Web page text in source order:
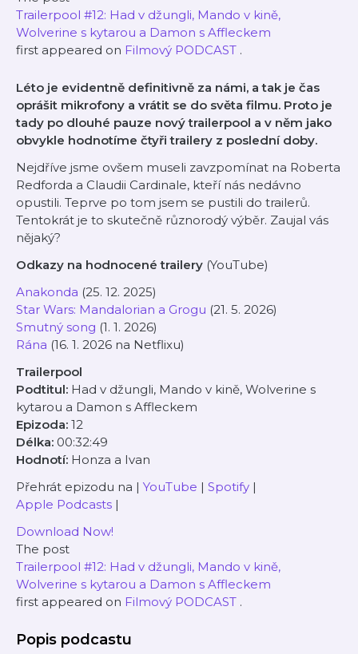
Trailerpool #12: Had v džungli, Mando v kině,
Wolverine s kytarou a Damon s Affleckem
first appeared on Filmový PODCAST .
Léto je evidentně definitivně za námi, a tak je čas
oprášit mikrofony a vrátit se do světa filmu. Proto je
tady po dlouhé pauze nový trailerpool a v něm jako
obvykle hodnotíme čtyři trailery z poslední doby.
Nejdříve jsme ovšem museli zavzpomínat na Roberta
Redforda a Claudii Cardinale, kteří nás nedávno
opustili. Teprve po tom jsem se pustili do trailerů.
Tentokrát je to skutečně různorodý výběr. Zaujal vás
nějaký?
Odkazy na hodnocené trailery (YouTube)
Anakonda (25. 12. 2025)
Star Wars: Mandalorian a Grogu (21. 5. 2026)
Smutný song (1. 1. 2026)
Rána (16. 1. 2026 na Netflixu)
Trailerpool
Podtitul: Had v džungli, Mando v kině, Wolverine s
kytarou a Damon s Affleckem
Epizoda: 12
Délka: 00:32:49
Hodnotí: Honza a Ivan
Přehrát epizodu na | YouTube | Spotify |
Apple Podcasts |
Download Now!
The post
Trailerpool #12: Had v džungli, Mando v kině,
Wolverine s kytarou a Damon s Affleckem
first appeared on Filmový PODCAST .
Popis podcastu